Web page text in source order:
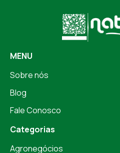
MENU
Sobre nós
Blog
Fale Conosco
Categorias
Agronegócios